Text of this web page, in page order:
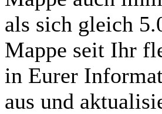
als sich gleich
Mappe seit Ihr
in Eurer
aus und